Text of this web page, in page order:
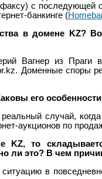
с последующей
банкинге (
в домене KZ?
Вагнер из Праги
Доменные споры
его
случай,
аукционов по
то
ли это? В чем
в